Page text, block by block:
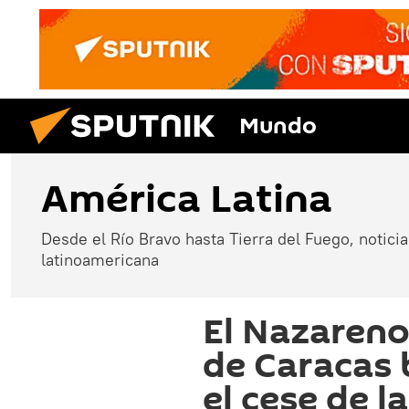
Mundo
América Latina
Desde el Río Bravo hasta Tierra del Fuego,
latinoamericana
El
de